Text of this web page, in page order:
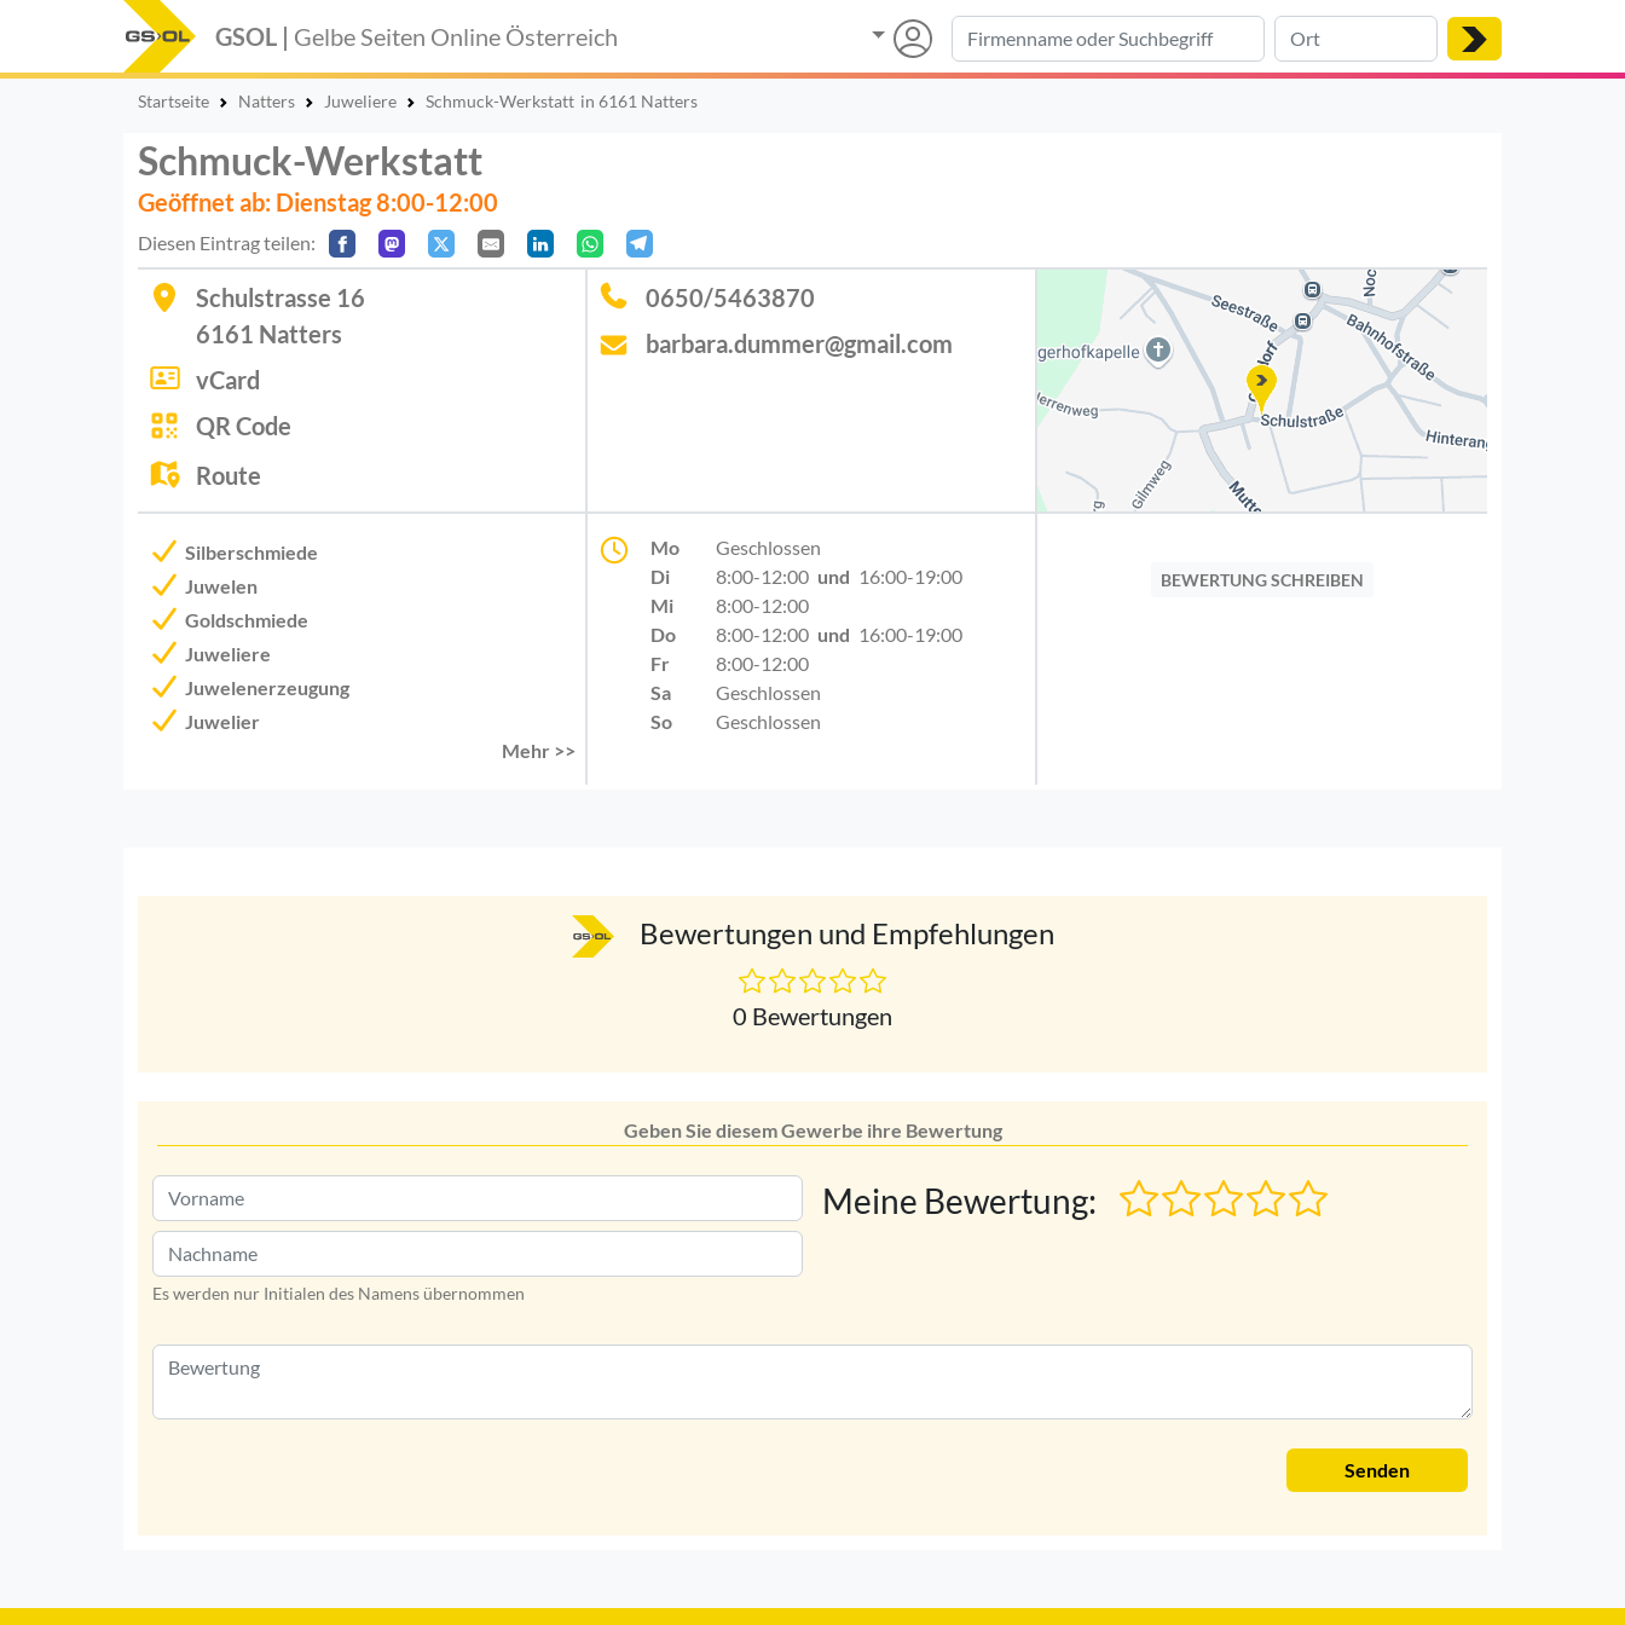
GSOL | Gelbe Seiten Online Österreich
Startseite Natters Juweliere Schmuck-Werkstatt in 6161 Natters
Schmuck-Werkstatt
Geöffnet ab: Dienstag 8:00-12:00
Diesen Eintrag teilen:
Schulstrasse 16
6161 Natters
vCard
QR Code
Route
0650/5463870
barbara.dummer@gmail.com
Silberschmiede
Juwelen
Goldschmiede
Juweliere
Juwelenerzeugung
Juwelier
Mehr >>
Mo
Geschlossen
Di
8:00-12:00 und 16:00-19:00
Mi
8:00-12:00
Do
8:00-12:00 und 16:00-19:00
Fr
8:00-12:00
Sa
Geschlossen
So
Geschlossen
BEWERTUNG SCHREIBEN
Bewertungen und Empfehlungen
0 Bewertungen
Geben Sie diesem Gewerbe ihre Bewertung
Es werden nur Initialen des Namens übernommen
Meine Bewertung:
Senden